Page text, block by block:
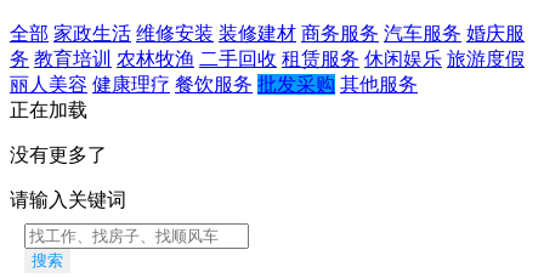
全部 家政生活 维修安装 装修建材 商务服务 汽车服务 婚庆服
务 教育培训 农林牧渔 二手回收 租赁服务 休闲娱乐 旅游度假
丽人美容 健康理疗 餐饮服务 批发采购 其他服务
正在加载
没有更多了
请输入关键词
搜索